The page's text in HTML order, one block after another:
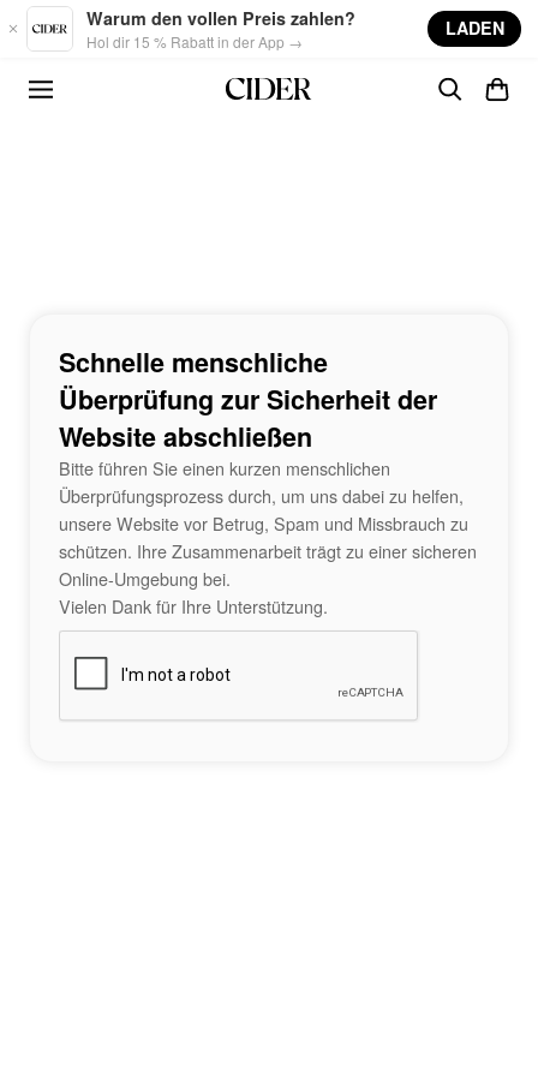
Skip to main content
Warum den vollen Preis zahlen?
Hol dir 15 % Rabatt in der App →
LADEN
Schnelle menschliche
Überprüfung zur Sicherheit der
Website abschließen
Bitte führen Sie einen kurzen menschlichen
Überprüfungsprozess durch, um uns dabei zu helfen,
unsere Website vor Betrug, Spam und Missbrauch zu
schützen. Ihre Zusammenarbeit trägt zu einer sicheren
Online-Umgebung bei.
Vielen Dank für Ihre Unterstützung.